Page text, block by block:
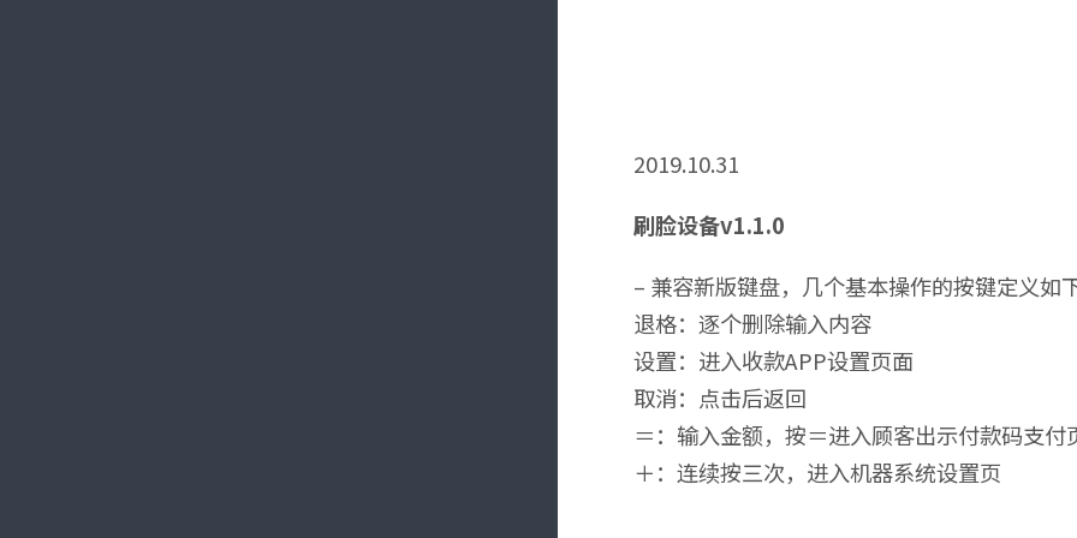
2019.10.31
刷脸设备v1.1.0
– 兼容新版键盘，几个基本操作的按键定义如下
退格：逐个删除输入内容
设置：进入收款APP设置页面
取消：点击后返回
＝：输入金额，按＝进入顾客出示付款码支付
＋：连续按三次，进入机器系统设置页